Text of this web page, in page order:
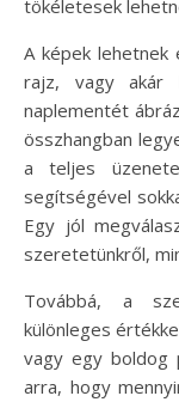
tökéletesek
A képek lehetnek
rajz, vagy akár
naplementét
összhangban
a teljes
segítségével
Egy jól
szeretetünkről,
Továbbá, a
különleges
vagy egy boldog
arra, hogy